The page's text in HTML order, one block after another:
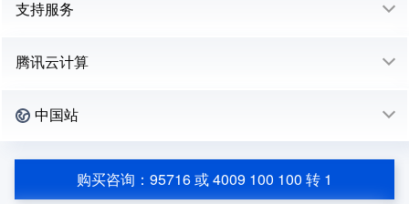
支持服务
腾讯云计算
中国站
购买咨询：95716 或 4009 100 100 转 1